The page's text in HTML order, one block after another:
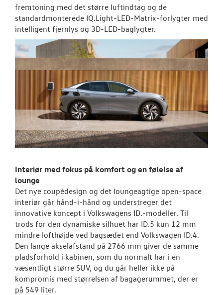
Garanti
NYE VAREBILER
CALIFORNIA
BRUGTE BILER
RESERVEDELE
TILBEHØR
NYHEDER
fremtoning med det større luftindtag og de
standardmonterede IQ.Light-LED-Matrix-forlygter med
intelligent fjernlys og 3D-LED-baglygter.
Interiør med fokus på komfort og en følelse af
lounge
Det nye coupédesign og det loungeagtige open-space
interiør går hånd-i-hånd og understreger det
innovative koncept i Volkswagens ID.-modeller. Til
trods for den dynamiske silhuet har ID.5 kun 12 mm
mindre lofthøjde ved bagsædet end Volkswagen ID.4.
Den lange akselafstand på 2766 mm giver de samme
pladsforhold i kabinen, som du normalt har i en
væsentligt større SUV, og du går heller ikke på
kompromis med størrelsen af bagagerummet, der er
på 549 liter.